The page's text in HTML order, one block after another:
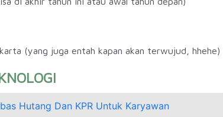
(yang juga entah kapan akan terwujud, hhehe)
Hutang Dan KPR Untuk Karyawan